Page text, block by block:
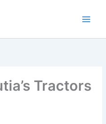
Tractors